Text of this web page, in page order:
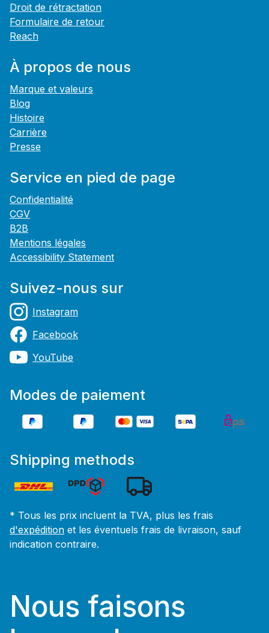
Droit de rétractation
Formulaire de retour
Reach
À propos de nous
Marque et valeurs
Blog
Histoire
Carrière
Presse
Service en pied de page
Confidentialité
CGV
B2B
Mentions légales
Accessibility Statement
Suivez-nous sur
Instagram
Facebook
YouTube
Modes de paiement
Shipping methods
* Tous les prix incluent la TVA, plus les frais
d'expédition et les éventuels frais de livraison, sauf
indication contraire.
Nous faisons